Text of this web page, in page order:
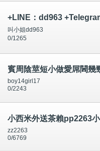
叫小姐dd963
0/1265
boy14girl17
0/2243
zz2263
0/6769